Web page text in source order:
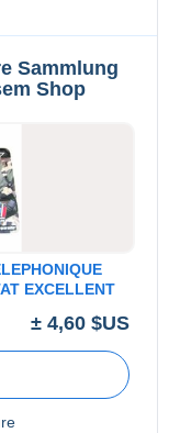
Sammlung
Shop
EXCELLENT
± 4,60 $US